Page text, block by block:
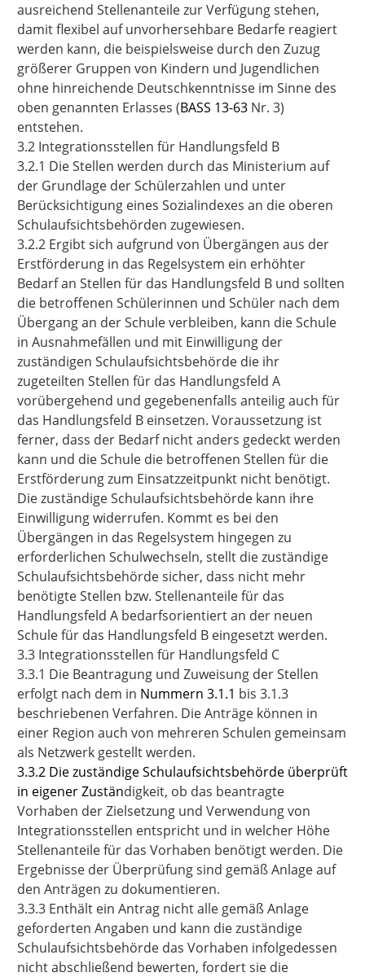
ausreichend Stellenanteile zur Verfügung stehen,
damit flexibel auf unvorhersehbare Bedarfe reagiert
werden kann, die beispielsweise durch den Zuzug
größerer Gruppen von Kindern und Jugendlichen
ohne hinreichende Deutschkenntnisse im Sinne des
oben genannten Erlasses (BASS 13-63 Nr. 3)
entstehen.
3.2 Integrationsstellen für Handlungsfeld B
3.2.1 Die Stellen werden durch das Ministerium auf
der Grundlage der Schülerzahlen und unter
Berücksichtigung eines Sozialindexes an die oberen
Schulaufsichtsbehörden zugewiesen.
3.2.2 Ergibt sich aufgrund von Übergängen aus der
Erstförderung in das Regelsystem ein erhöhter
Bedarf an Stellen für das Handlungsfeld B und sollten
die betroffenen Schülerinnen und Schüler nach dem
Übergang an der Schule verbleiben, kann die Schule
in Ausnahmefällen und mit Einwilligung der
zuständigen Schulaufsichtsbehörde die ihr
zugeteilten Stellen für das Handlungsfeld A
vorübergehend und gegebenenfalls anteilig auch für
das Handlungsfeld B einsetzen. Voraussetzung ist
ferner, dass der Bedarf nicht anders gedeckt werden
kann und die Schule die betroffenen Stellen für die
Erstförderung zum Einsatzzeitpunkt nicht benötigt.
Die zuständige Schulaufsichtsbehörde kann ihre
Einwilligung widerrufen. Kommt es bei den
Übergängen in das Regelsystem hingegen zu
erforderlichen Schulwechseln, stellt die zuständige
Schulaufsichtsbehörde sicher, dass nicht mehr
benötigte Stellen bzw. Stellenanteile für das
Handlungsfeld A bedarfsorientiert an der neuen
Schule für das Handlungsfeld B eingesetzt werden.
3.3 Integrationsstellen für Handlungsfeld C
3.3.1 Die Beantragung und Zuweisung der Stellen
erfolgt nach dem in Nummern 3.1.1 bis 3.1.3
beschriebenen Verfahren. Die Anträge können in
einer Region auch von mehreren Schulen gemeinsam
als Netzwerk gestellt werden.
3.3.2 Die zuständige Schulaufsichtsbehörde überprüft
in eigener Zuständigkeit, ob das beantragte
Vorhaben der Zielsetzung und Verwendung von
Integrationsstellen entspricht und in welcher Höhe
Stellenanteile für das Vorhaben benötigt werden. Die
Ergebnisse der Überprüfung sind gemäß Anlage auf
den Anträgen zu dokumentieren.
3.3.3 Enthält ein Antrag nicht alle gemäß Anlage
geforderten Angaben und kann die zuständige
Schulaufsichtsbehörde das Vorhaben infolgedessen
nicht abschließend bewerten, fordert sie die